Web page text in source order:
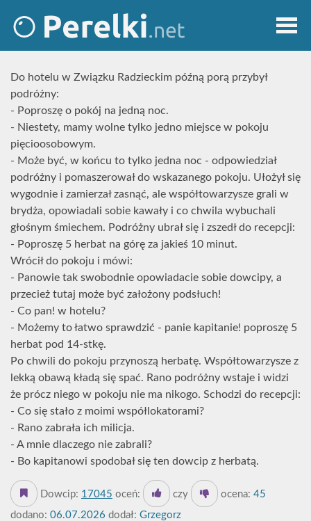
Do hotelu w Związku Radzieckim późną porą przybył
podróżny:
- Poproszę o pokój na jedną noc.
- Niestety, mamy wolne tylko jedno miejsce w pokoju
pięcioosobowym.
- Może być, w końcu to tylko jedna noc - odpowiedział
podróżny i pomaszerował do wskazanego pokoju. Ułożył się
wygodnie i zamierzał zasnąć, ale współtowarzysze grali w
brydża, opowiadali sobie kawały i co chwila wybuchali
głośnym śmiechem. Podróżny ubrał się i zszedł do recepcji:
- Poproszę 5 herbat na górę za jakieś 10 minut.
Wrócił do pokoju i mówi:
- Panowie tak swobodnie opowiadacie sobie dowcipy, a
przecież tutaj może być założony podsłuch!
- Co pan! w hotelu?
- Możemy to łatwo sprawdzić - panie kapitanie! poproszę 5
herbat pod 14-stkę.
Po chwili do pokoju przynoszą herbatę. Współtowarzysze z
lekką obawą kładą się spać. Rano podróżny wstaje i widzi
że prócz niego w pokoju nie ma nikogo. Schodzi do recepcji:
- Co się stało z moimi współlokatorami?
- Rano zabrała ich milicja.
- A mnie dlaczego nie zabrali?
- Bo kapitanowi spodobał się ten dowcip z herbatą.
Dowcip: 17045 oceń: czy ocena: 45
dodano: 06.07.2026 dodał: Grzegorz